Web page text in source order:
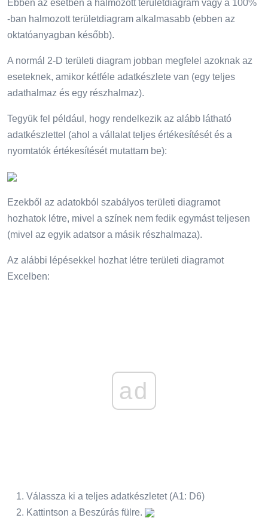
Ebben az esetben a halmozott területdiagram vagy a 100%
-ban halmozott területdiagram alkalmasabb (ebben az
oktatóanyagban később).
A normál 2-D területi diagram jobban megfelel azoknak az
eseteknek, amikor kétféle adatkészlete van (egy teljes
adathalmaz és egy részhalmaz).
Tegyük fel például, hogy rendelkezik az alább látható
adatkészlettel (ahol a vállalat teljes értékesítését és a
nyomtatók értékesítését mutattam be):
Ezekből az adatokból szabályos területi diagramot
hozhatok létre, mivel a színek nem fedik egymást teljesen
(mivel az egyik adatsor a másik részhalmaza).
Az alábbi lépésekkel hozhat létre területi diagramot
Excelben:
ad
Válassza ki a teljes adatkészletet (A1: D6)
Kattintson a Beszúrás fülre.